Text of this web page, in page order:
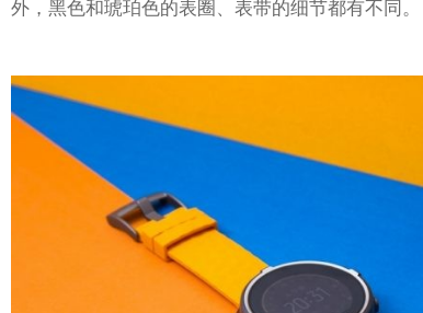
外，黑色和琥珀色的表圈、表带的细节都有不同。